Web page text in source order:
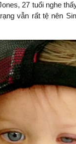
27 tuổi nghe
vẫn rất tệ nên